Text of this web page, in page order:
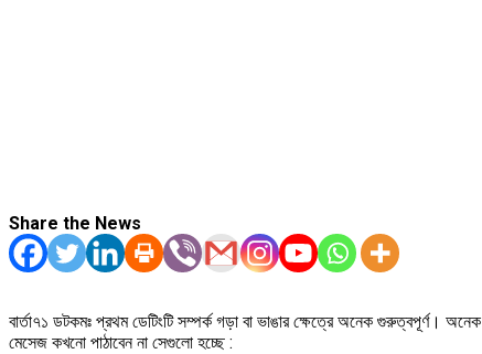
Share the News
বার্তা৭১ ডটকমঃ প্রথম ডেটিংটি সম্পর্ক গড়া বা ভাঙার ক্ষেত্রে অনেক গুরুত্বপূর্ণ।
মেসেজ কখনো পাঠাবেন না সেগুলো হচ্ছে :